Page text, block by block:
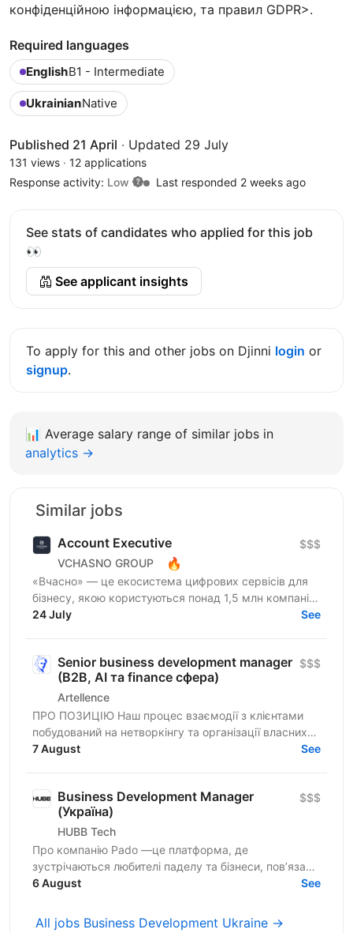
конфіденційною інформацією, та правил GDPR>.
Required languages
EnglishB1 - Intermediate
UkrainianNative
Published 21 April · Updated 29 July
131 views · 12 applications
Response activity: Low Last responded 2 weeks ago
See stats of candidates who applied for this job
👀
See applicant insights
To apply for this and other jobs on Djinni login or
signup.
📊 Average salary range of similar jobs in
analytics →
Similar jobs
Account Executive
VCHASNO GROUP 🔥
$$$
«Вчасно» — це екосистема цифрових сервісів для
бізнесу, якою користуються понад 1,5 млн компаній:
ЕДО, КЕП, Кадри, EDI, AI-розпізнавання документів.
24 July See
Senior business development manager
(B2B, AI та finance сфера)
Artellence
$$$
ПРО ПОЗИЦІЮ Наш процес взаємодії з клієнтами
побудований на нетворкінгу та організації власних
заходів. Шукаємо в команду людину, яка
7 August See
Business Development Manager
(Україна)
HUBB Tech
$$$
Про компанію Pado —це платформа, де
зустрічаються любителі паделу та бізнеси, пов’язані
з цією грою. Ми створюємо простір для розвитку
6 August See
All jobs Business Development Ukraine →